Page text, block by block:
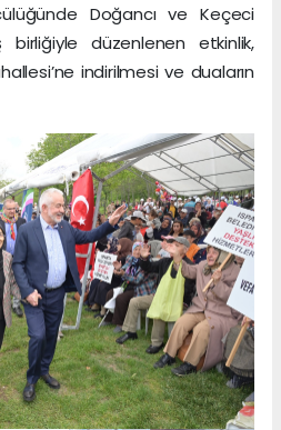
Doğancı ve Keçeci
birliğiyle düzenlenen etkinlik,
indirilmesi ve duaların